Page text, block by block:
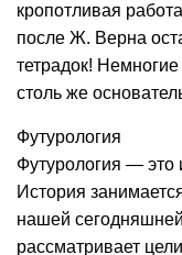
кропотливая
после Ж. Верна
тетрадок!
столь же
Футурология
Футурология — это
История
нашей
рассматривает